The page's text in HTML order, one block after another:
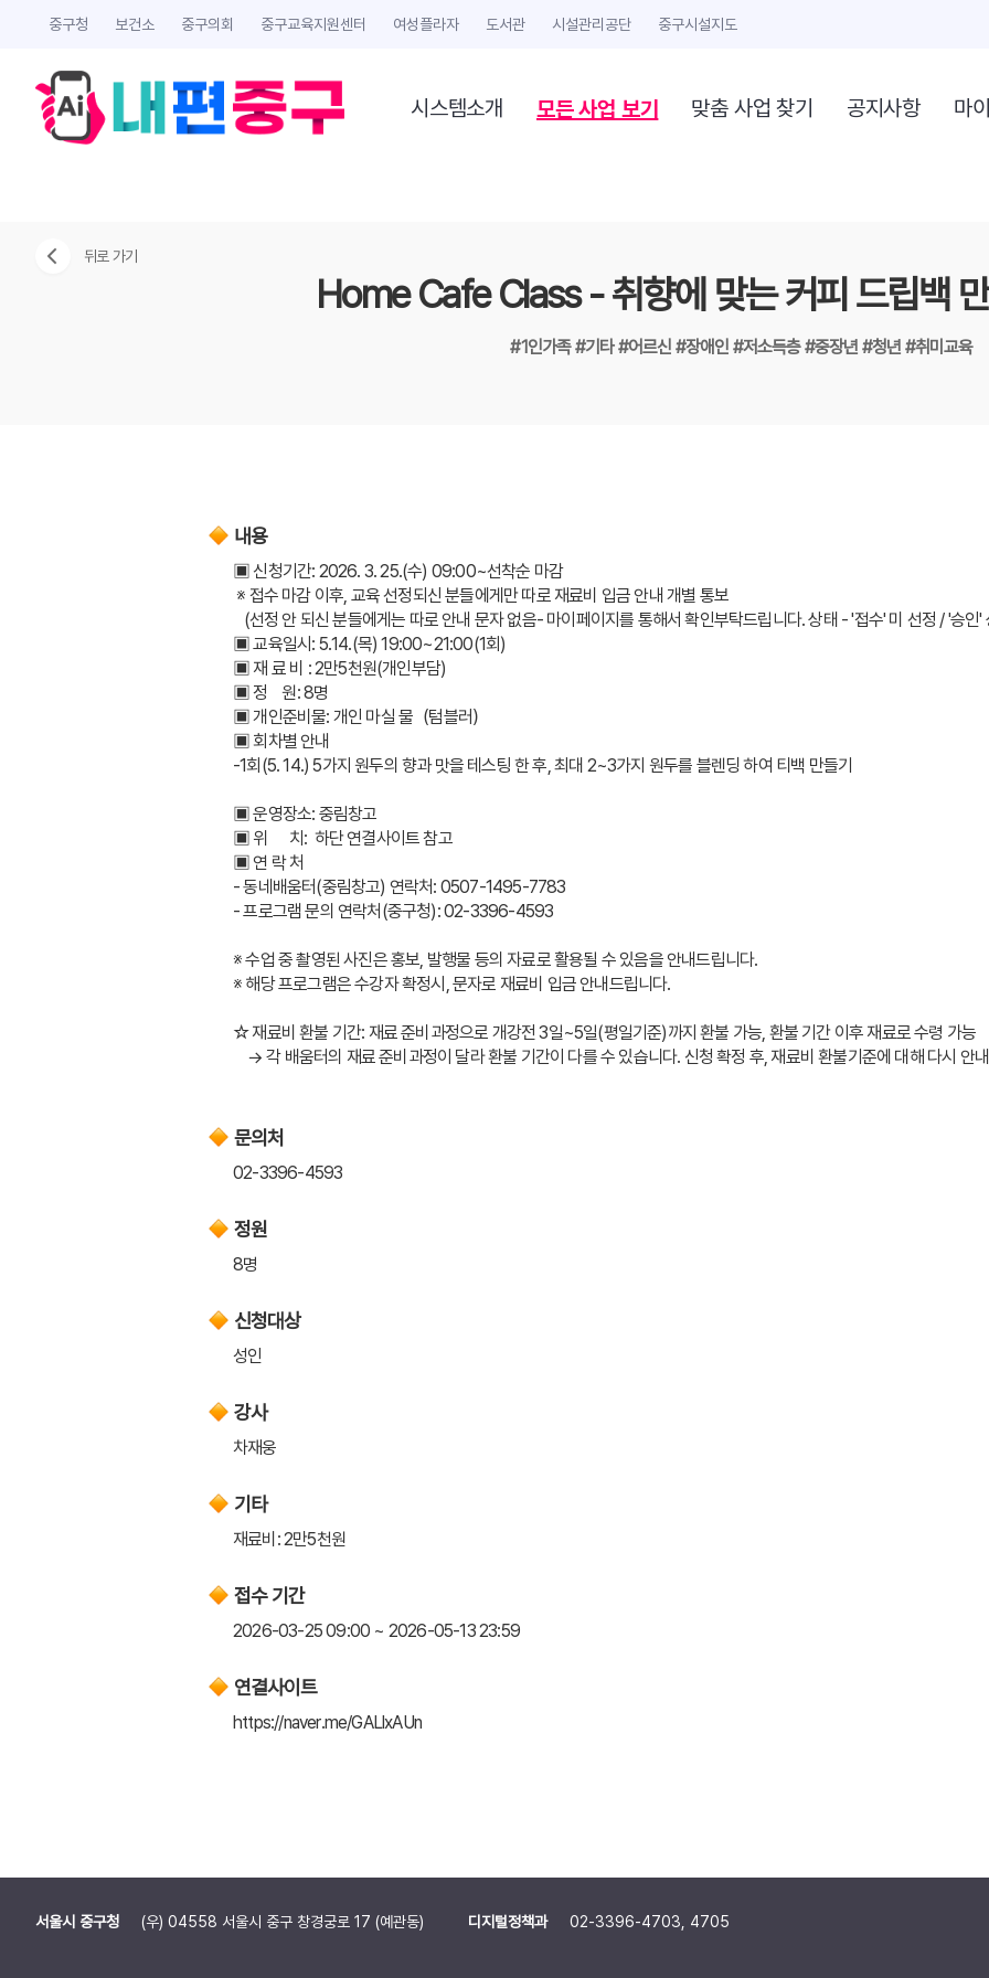
중구청 보건소 중구의회 중구교육지원센터 여성플라자 도서관 시설관리공단 중구시설지도
시스템소개 모든 사업 보기 맞춤 사업 찾기 공지사항 마
뒤로 가기
Home Cafe Class - 취향에 맞는 커피 드립백
#1인가족#기타#어르신#장애인#저소득층#중장년#청년#취미교육
내용
▣ 신청기간: 2026. 3. 25.(수) 09:00~선착순 마감
※ 접수 마감 이후, 교육 선정되신 분들에게만 따로 재료비 입금 안내 개별 통보
(선정 안 되신 분들에게는 따로 안내 문자 없음- 마이페이지를 통해서 확인부탁드립니다. 상태 - '접수' 미 선정 / '승인'
▣ 교육일시: 5.14.(목) 19:00~21:00(1회)
▣ 재 료 비 : 2만5천원(개인부담)
▣ 정    원: 8명
▣ 개인준비물: 개인 마실 물（텀블러）
▣ 회차별 안내
-1회(5. 14.) 5가지 원두의 향과 맛을 테스팅 한 후, 최대 2~3가지 원두를 블렌딩 하여 티백 만들기
▣ 운영장소: 중림창고
▣ 위      치:  하단 연결사이트 참고
▣ 연 락 처
- 동네배움터(중림창고) 연락처: 0507-1495-7783
- 프로그램 문의 연락처(중구청): 02-3396-4593
※ 수업 중 촬영된 사진은 홍보, 발행물 등의 자료로 활용될 수 있음을 안내드립니다.
※ 해당 프로그램은 수강자 확정시, 문자로 재료비 입금 안내드립니다.
☆ 재료비 환불 기간: 재료 준비과정으로 개강전 3일~5일(평일기준)까지 환불 가능, 환불 기간 이후 재료로 수령 가능
→ 각 배움터의 재료 준비과정이 달라 환불 기간이 다를 수 있습니다. 신청 확정 후, 재료비 환불기준에 대해 다시 안
문의처
02-3396-4593
정원
8명
신청대상
성인
강사
차재웅
기타
재료비: 2만5천원
접수 기간
2026-03-25 09:00 ~ 2026-05-13 23:59
연결사이트
https://naver.me/GALlxAUn
서울시 중구청 (우) 04558 서울시 중구 창경궁로 17 (예관동) 디지털정책과 02-3396-4703, 4705